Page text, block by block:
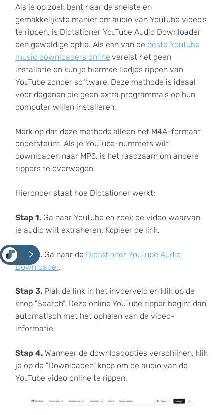
<
Als je op zoek bent naar de snelste en
gemakkelijkste manier om audio van YouTube video's
te rippen, is Dictationer YouTube Audio Downloader
een geweldige optie. Als een van de beste YouTube
music downloaders online vereist het geen
installatie en kun je hiermee liedjes rippen van
YouTube zonder software. Deze methode is ideaal
voor degenen die geen extra programma's op hun
computer willen installeren.
Merk op dat deze methode alleen het M4A-formaat
ondersteunt. Als je YouTube-nummers wilt
downloaden naar MP3, is het raadzaam om andere
rippers te overwegen.
Hieronder staat hoe Dictationer werkt:
Stap 1.Ga naar YouTube en zoek de video waarvan
je audio wilt extraheren. Kopieer de link.
Stap 2.Ga naar de Dictationer YouTube Audio
Downloader.
Stap 3.Plak de link in het invoerveld en klik op de
knop "Search". Deze online YouTube ripper begint dan
automatisch met het ophalen van de video-
informatie.
Stap 4.Wanneer de downloadopties verschijnen, klik
je op de "Downloaden" knop om de audio van de
YouTube video online te rippen.